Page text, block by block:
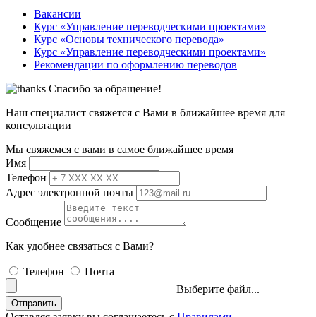
Вакансии
Курс «Управление переводческими проектами»
Курс «Основы технического перевода»
Курс «Управление переводческими проектами»
Рекомендации по оформлению переводов
Спасибо за обращение!
Наш специалист свяжется с Вами в ближайшее время для
консультации
Мы свяжемся с вами в самое ближайшее время
Имя
Телефон
Адрес электронной почты
Сообщение
Как удобнее связаться с Вами?
Телефон
Почта
Выберите файл...
Отправить